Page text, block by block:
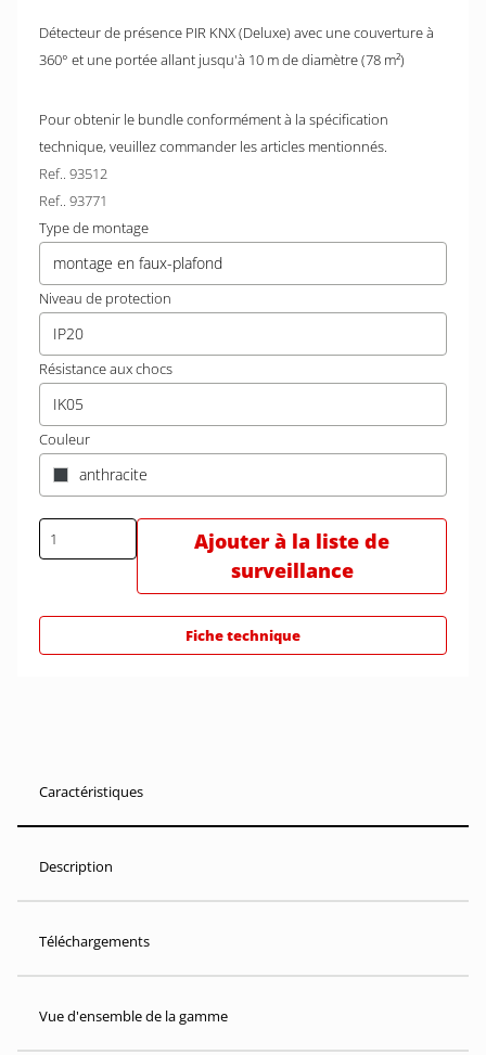
Détecteur de présence PIR KNX (Deluxe) avec une couverture à
360° et une portée allant jusqu'à 10 m de diamètre (78 m²)
Pour obtenir le bundle conformément à la spécification
technique, veuillez commander les articles mentionnés.
Ref.. 93512
Ref.. 93771
Type de montage
montage en faux-plafond
Niveau de protection
IP20
Résistance aux chocs
IK05
Couleur
anthracite
Ajouter à la liste de
surveillance
Fiche technique
Caractéristiques
Description
Téléchargements
Vue d'ensemble de la gamme